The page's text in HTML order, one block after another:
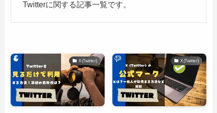
Twitterに関する記事一覧です。
X(Twitter) X(Twitter)